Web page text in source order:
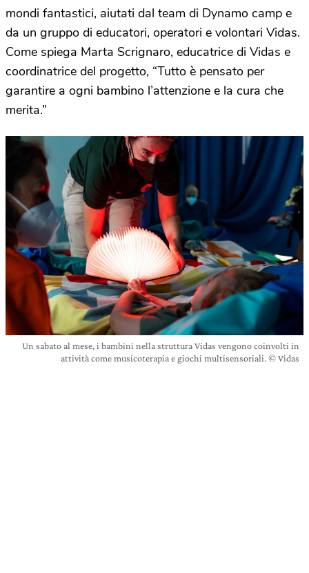
mondi fantastici, aiutati dal team di Dynamo camp e
da un gruppo di educatori, operatori e volontari Vidas.
Come spiega Marta Scrignaro, educatrice di Vidas e
coordinatrice del progetto, “Tutto è pensato per
garantire a ogni bambino l’attenzione e la cura che
merita.”
Un sabato al mese, i bambini nella struttura Vidas vengono coinvolti in
attività come musicoterapia e giochi multisensoriali. © Vidas